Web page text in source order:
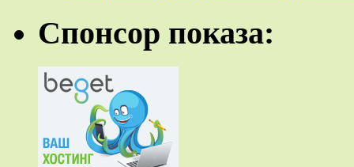
Спонсор показа: